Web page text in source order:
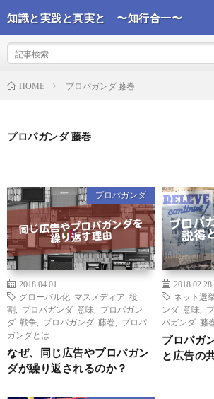
知識と実践と真実と 〜知行合一〜
HOME プロパガンダ 藤巻
プロパガンダ 藤巻
プロパガンダ
2018.04.01
グローバル化 マスメディア 役
割
プロパガンダ 意味
プロパガン
ダ 戦争
プロパガンダ 藤巻
プロパ
ガンダとは
なぜ、同じ広告やプロパガン
ダが繰り返されるのか？
2018.02.28
ネット選
ンダ 意味
パガンダ 藤
プロパガ
と広告の